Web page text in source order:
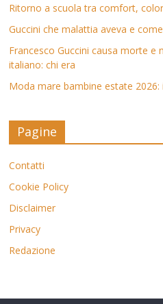
Ritorno a scuola tra comfort,
Guccini che malattia aveva e
Francesco Guccini causa morte e
italiano: chi era
Moda mare bambine estate
Pagine
Contatti
Cookie Policy
Disclaimer
Privacy
Redazione